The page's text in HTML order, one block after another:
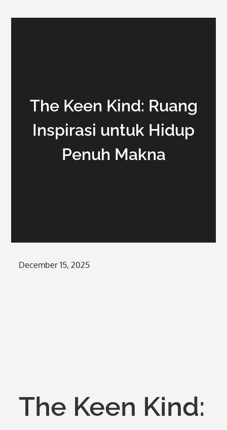
The Keen Kind: Ruang
Inspirasi untuk Hidup
Penuh Makna
Posted
December 15, 2025
The Keen Kind: